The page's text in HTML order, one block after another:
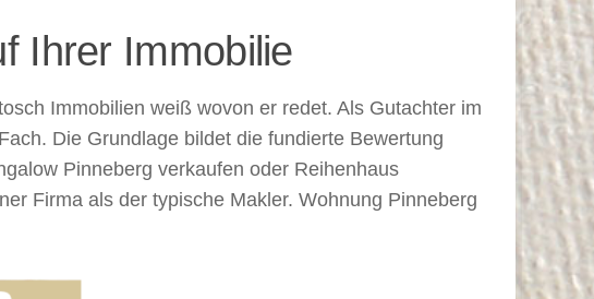
Ihrer Immobilie
Immobilien weiß wovon er redet. Als Gutachter im
Die Grundlage bildet die fundierte Bewertung
Pinneberg verkaufen oder Reihenhaus
Firma als der typische Makler. Wohnung Pinneberg